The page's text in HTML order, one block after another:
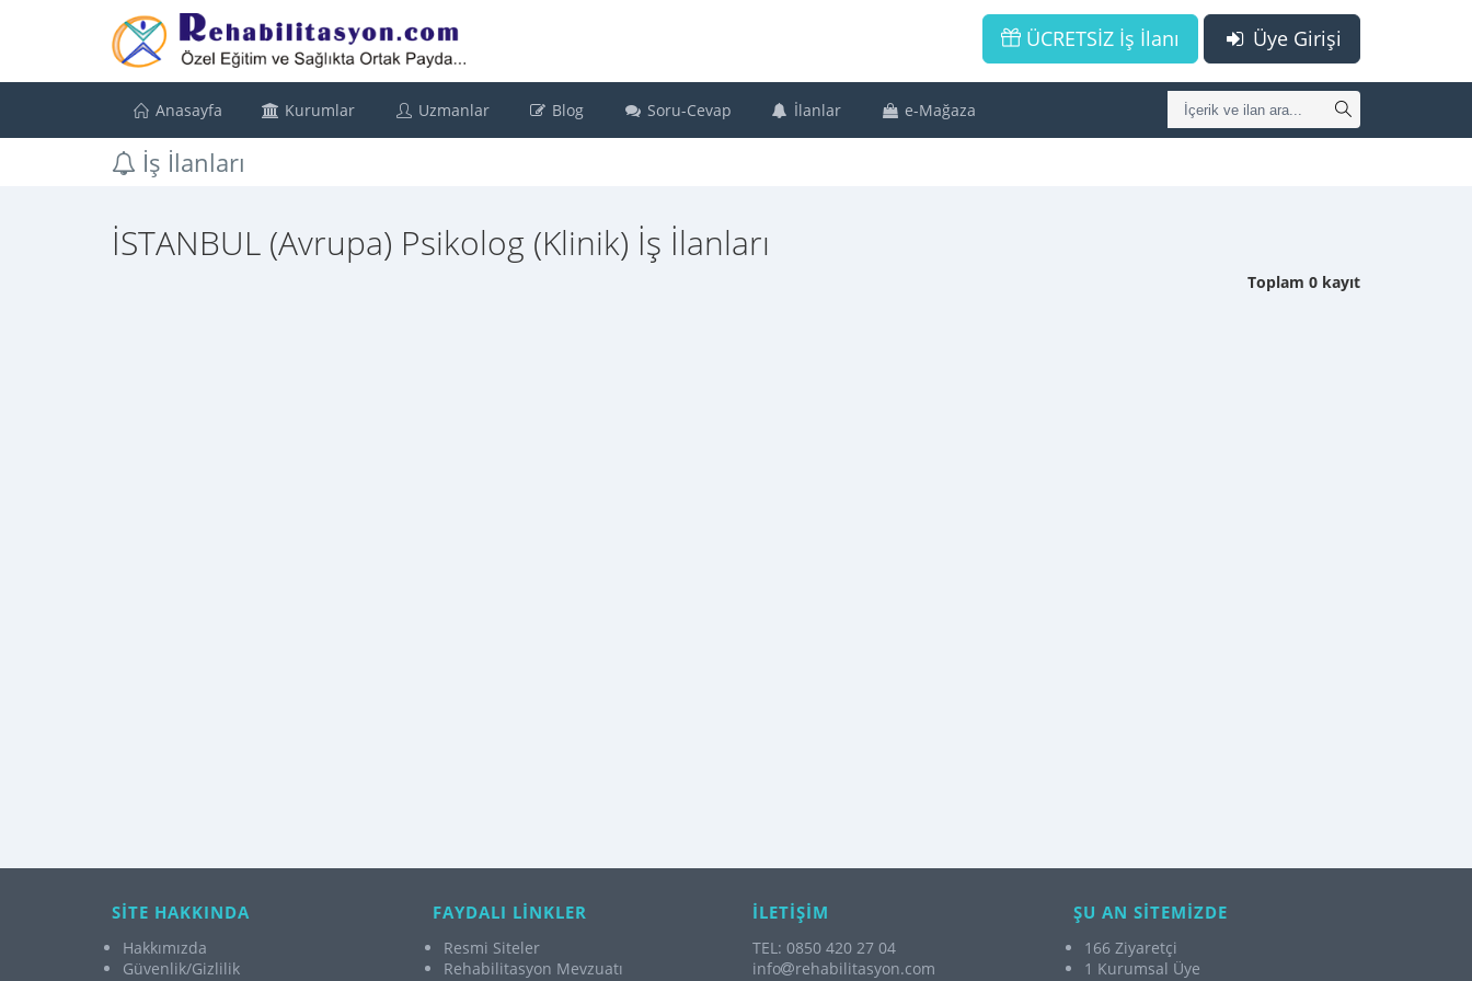
Üye Girişi
ÜCRETSİZ İş İlanı
Anasayfa Kurumlar Uzmanlar Blog Soru-Cevap İlanlar e-Mağaza
İş İlanları
İSTANBUL (Avrupa) Psikolog (Klinik) İş İlanları
Toplam 0 kayıt
SİTE HAKKINDA
Hakkımızda
Güvenlik/Gizlilik
FAYDALI LİNKLER
Resmi Siteler
Rehabilitasyon Mevzuatı
İLETİŞİM
TEL: 0850 420 27 04
info
rehabilitasyon.com
ŞU AN SİTEMİZDE
166 Ziyaretçi
1 Kurumsal Üye